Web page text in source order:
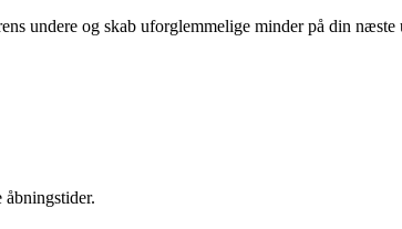
undere og skab uforglemmelige minder på din næste
åbningstider.